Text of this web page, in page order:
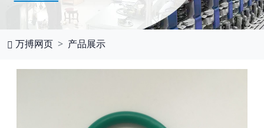
万搏网页 产品展示